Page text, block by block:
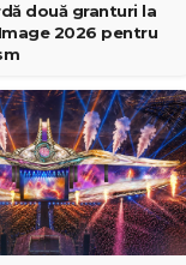
două granturi la
2026 pentru